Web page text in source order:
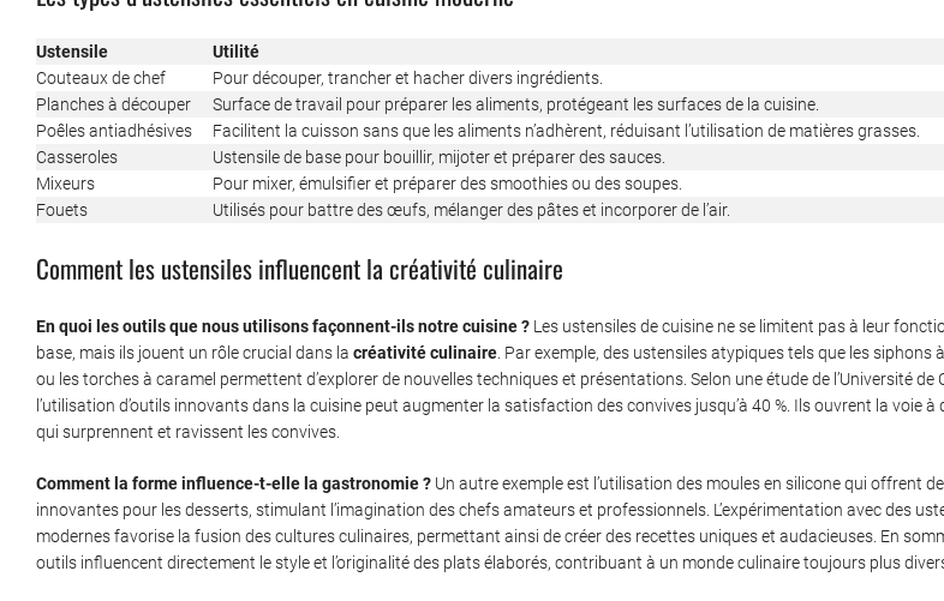
Ustensile
Utilité
Couteaux de chef
Pour découper, trancher et hacher divers ingrédients.
Planches à découper
Surface de travail pour préparer les aliments, protégeant les surfaces de la cuisine.
Poêles antiadhésives
Facilitent la cuisson sans que les aliments n’adhèrent, réduisant l’utilisation de matières grasses.
Casseroles
Ustensile de base pour bouillir, mijoter et préparer des sauces.
Mixeurs
Pour mixer, émulsifier et préparer des smoothies ou des soupes.
Fouets
Utilisés pour battre des œufs, mélanger des pâtes et incorporer de l’air.
Comment les ustensiles influencent la créativité culinaire
En quoi les outils que nous utilisons façonnent-ils notre cuisine ? Les ustensiles de cuisine ne se limitent pas à leur
base, mais ils jouent un rôle crucial dans la créativité culinaire. Par exemple, des ustensiles atypiques tels que les siphons
ou les torches à caramel permettent d’explorer de nouvelles techniques et présentations. Selon une étude de l’Université de
l’utilisation d’outils innovants dans la cuisine peut augmenter la satisfaction des convives jusqu’à 40 %. Ils ouvrent la voie à
qui surprennent et ravissent les convives.
Comment la forme influence-t-elle la gastronomie ? Un autre exemple est l’utilisation des moules en silicone qui offrent
innovantes pour les desserts, stimulant l’imagination des chefs amateurs et professionnels. L’expérimentation avec des
modernes favorise la fusion des cultures culinaires, permettant ainsi de créer des recettes uniques et audacieuses. En
outils influencent directement le style et l’originalité des plats élaborés, contribuant à un monde culinaire toujours plus